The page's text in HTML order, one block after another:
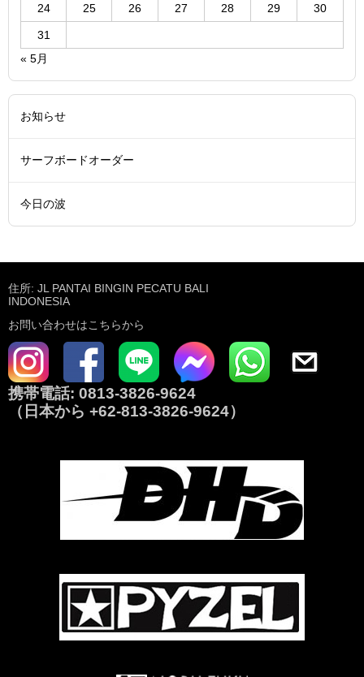
24 25 26 27 28 29 30
31
« 5月
お知らせ
サーフボードオーダー
今日の波
住所: JL PANTAI BINGIN PECATU BALI
INDONESIA
お問い合わせはこちらから
携帯電話: 0813-3826-9624
（日本から +62-813-3826-9624）